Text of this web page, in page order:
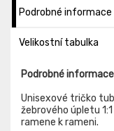
Podrobné informace
Velikostní tabulka
Podrobné
Unisexové tričko
žebrového úpletu
ramene k rameni.